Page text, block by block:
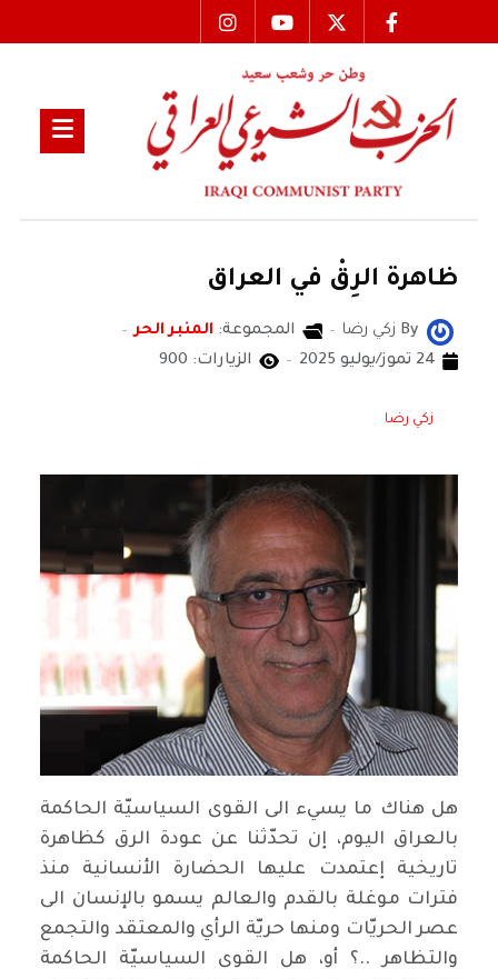
ظاهرة الرِقْ في العراق
By زكي رضا المجموعة: المنبر الحر
24 تموز/يوليو 2025
الزيارات: 900
زكي رضا
هل هناك ما يسيء الى القوى السياسيّة الحاكمة
بالعراق اليوم، إن تحدّثنا عن عودة الرق كظاهرة
تاريخية إعتمدت عليها الحضارة الأنسانية منذ
فترات موغلة بالقدم والعالم يسمو بالإنسان الى
عصر الحريّات ومنها حريّة الرأي والمعتقد والتجمع
والتظاهر ..؟ أو، هل القوى السياسيّة الحاكمة